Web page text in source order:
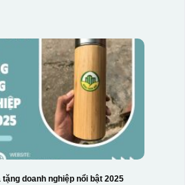
doanh nghiệp nổi bật 2025